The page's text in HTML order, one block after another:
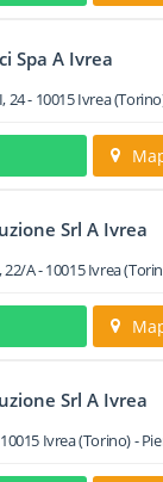
Spa A Ivrea
24- 10015Ivrea
Srl A Ivrea
22/A-10015 Ivrea
Srl A Ivrea
10015 Ivrea(Torino) -